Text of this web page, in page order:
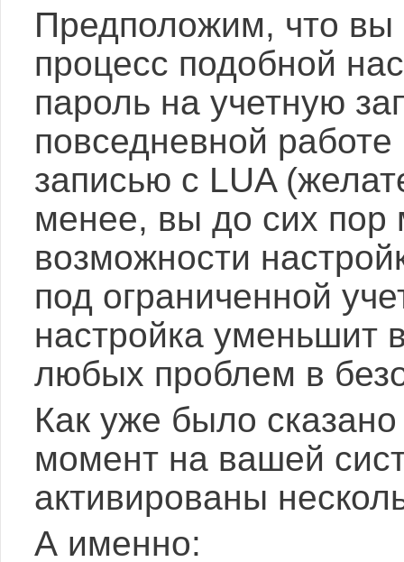
Предположим, что вы
процесс подобной
пароль на учетную
повседневной работе
записью с LUA
менее, вы до сих пор
возможности
под ограниченной
настройка уменьшит
любых проблем в
Как уже было
момент на вашей
активированы
А именно: